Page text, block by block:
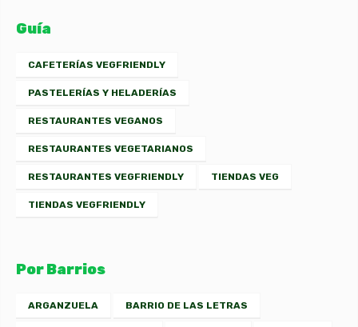
Guía
CAFETERÍAS VEGFRIENDLY
PASTELERÍAS Y HELADERÍAS
RESTAURANTES VEGANOS
RESTAURANTES VEGETARIANOS
RESTAURANTES VEGFRIENDLY TIENDAS VEG
TIENDAS VEGFRIENDLY
Por Barrios
ARGANZUELA BARRIO DE LAS LETRAS